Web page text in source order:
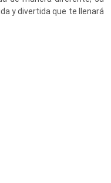
y divertida que te llenará